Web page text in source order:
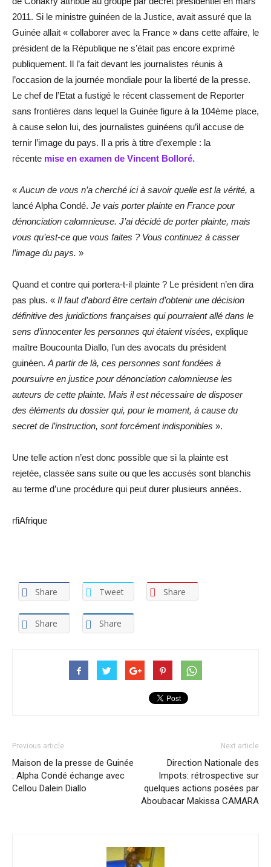
2011. Si le ministre guinéen de la Justice, avait assuré que la
Guinée allait « collaborer avec la France » dans cette affaire, le
président de la République ne s’était pas encore exprimé
publiquement. Il l’a fait devant les journalistes réunis à
l’occasion de la journée mondiale pour la liberté de la presse.
Le chef de l’Etat a fustigé le récent classement de Reporter
sans frontières dans lequel la Guinée figure à la 104ème place,
à cause selon lui, des journalistes guinéens qu’il accuse de
ternir l’image du pays. Il a pris à titre d’exemple : la
récente mise en examen de Vincent Bolloré.
« Aucun de vous n’a cherché ici à savoir quelle est la vérité, a
lancé Alpha Condé. Je vais porter plainte en France pour
dénonciation calomnieuse. J’ai décidé de porter plainte, mais
vous qu’est-ce que vous faites ? Vous continuez à casser
l’image du pays. »
Quand et contre qui portera-t-il plainte ? Le président n’en dira
pas plus. « Il faut d’abord être certain d’obtenir une décision
définitive des juridictions françaises qui pourraient allé dans le
sens d’innocenter les personnes qui étaient visées, explique
maître Boucounta Diallo, l’un des avocats du président
guinéen. A partir de là, ces personnes sont fondées à
poursuivre en justice pour dénonciation calomnieuse les
auteurs de cette plainte. Mais il est nécessaire de disposer
des éléments du dossier qui, pour le moment, à cause du
secret de l’instruction, sont forcément indisponibles ».
Une telle action n’est donc possible que si la plainte est
rejetée, classée sans suite ou que les accusés sont blanchis
au terme d’une procédure qui peut durer plusieurs années.
rfiAfrique
Share Tweet Share
Share Share
Previous article
Maison de la presse de Guinée
: Alpha Condé échange avec
Cellou Dalein Diallo
Next article
Direction Nationale des
Impots: rétrospective sur
quelques actions posées par
Aboubacar Makissa CAMARA